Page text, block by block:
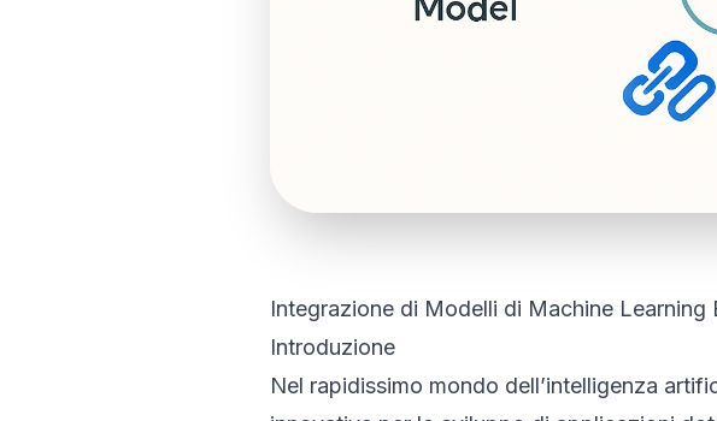
Integrazione di Modelli di Machine Learning
Introduzione
Nel rapidissimo mondo dell’intelligenza